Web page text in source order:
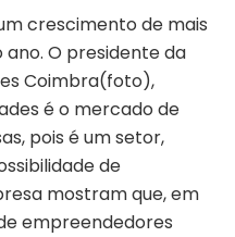
crescimento de mais
O presidente da
Coimbra(foto),
é o mercado de
pois é um setor,
de
mostram que, em
empreendedores